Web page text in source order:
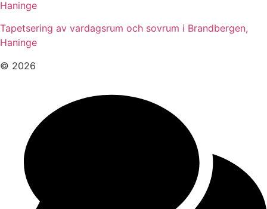
Haninge
Tapetsering av vardagsrum och sovrum i Brandbergen,
Haninge
© 2026